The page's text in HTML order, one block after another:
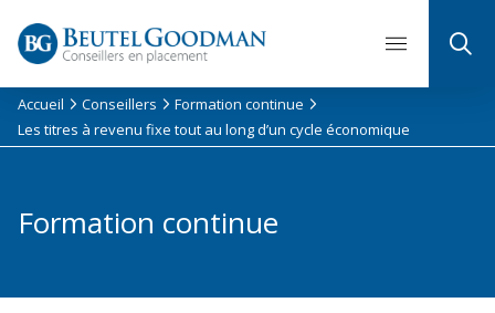
Accueil Conseillers
Formation continue
Les titres à revenu fixe tout au long d’un cycle économique​
Formation continue